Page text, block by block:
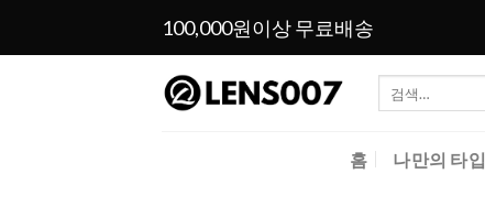
100,000원이상 무료배송
색:
홈 나만의 타입